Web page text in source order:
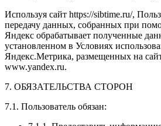
Используя сайт https://sibtime.ru/,
передачу данных, собранных при
Яндекс обрабатывает полученные
установленном в Условиях
Яндекс.Метрика, размещенных на
www.yandex.ru.
7. ОБЯЗАТЕЛЬСТВА СТОРОН
7.1. Пользователь обязан: